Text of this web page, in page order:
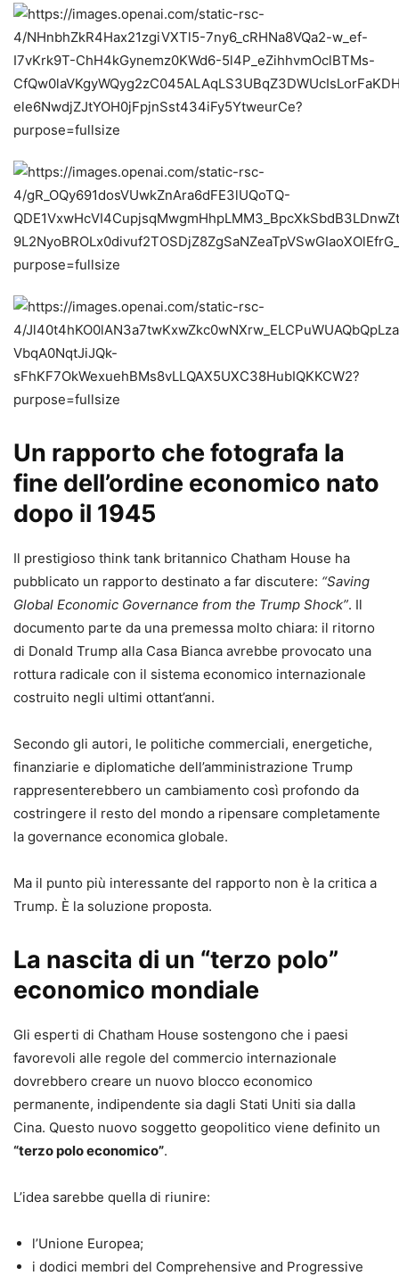
Un rapporto che fotografa la
fine dell’ordine economico nato
dopo il 1945
Il prestigioso think tank britannico Chatham House ha
pubblicato un rapporto destinato a far discutere: “Saving
Global Economic Governance from the Trump Shock”. Il
documento parte da una premessa molto chiara: il ritorno
di Donald Trump alla Casa Bianca avrebbe provocato una
rottura radicale con il sistema economico internazionale
costruito negli ultimi ottant’anni.
Secondo gli autori, le politiche commerciali, energetiche,
finanziarie e diplomatiche dell’amministrazione Trump
rappresenterebbero un cambiamento così profondo da
costringere il resto del mondo a ripensare completamente
la governance economica globale.
Ma il punto più interessante del rapporto non è la critica a
Trump. È la soluzione proposta.
La nascita di un “terzo polo”
economico mondiale
Gli esperti di Chatham House sostengono che i paesi
favorevoli alle regole del commercio internazionale
dovrebbero creare un nuovo blocco economico
permanente, indipendente sia dagli Stati Uniti sia dalla
Cina. Questo nuovo soggetto geopolitico viene definito un
“terzo polo economico”.
L’idea sarebbe quella di riunire:
l’Unione Europea;
i dodici membri del Comprehensive and Progressive